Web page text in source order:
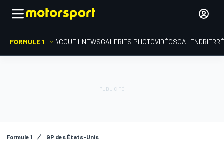
FORMULE 1 ACCUEIL NEWSGALERIES PHOTOVIDÉOSCALENDRIER
Formule 1 GP des États-Unis